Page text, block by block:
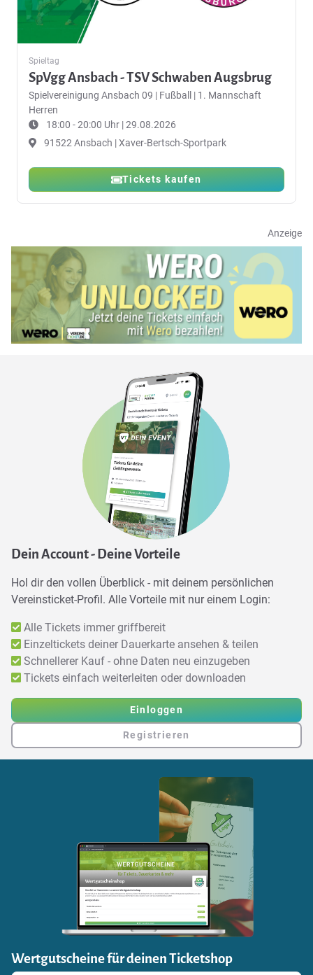
Spieltag
SpVgg Ansbach - TSV Schwaben Augsbrug
Spielvereinigung Ansbach 09 | Fußball | 1. Mannschaft
Herren
18:00 - 20:00 Uhr | 29.08.2026
91522 Ansbach | Xaver-Bertsch-Sportpark
Tickets kaufen
Anzeige
Dein Account - Deine Vorteile
Hol dir den vollen Überblick - mit deinem persönlichen
Vereinsticket-Profil. Alle Vorteile mit nur einem Login:
Alle Tickets immer griffbereit
Einzeltickets deiner Dauerkarte ansehen & teilen
Schnellerer Kauf - ohne Daten neu einzugeben
Tickets einfach weiterleiten oder downloaden
Einloggen
Registrieren
Wertgutscheine für deinen Ticketshop